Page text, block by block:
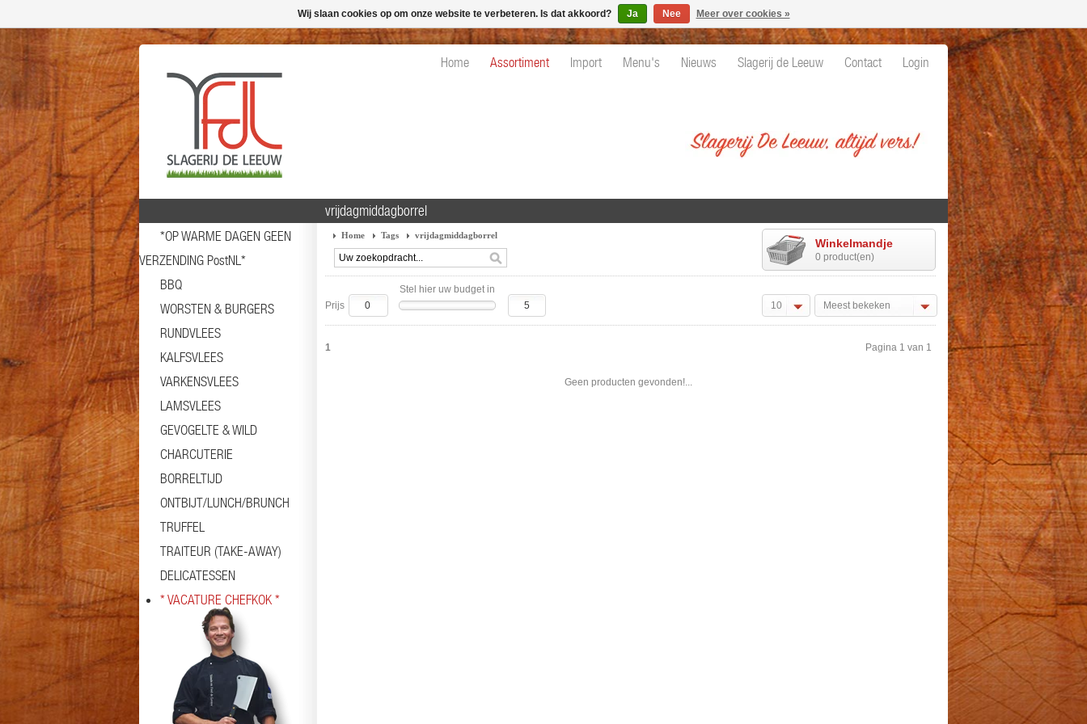
Home Assortiment Import Menu's Nieuws Slagerij de Leeuw Contact Login
*OP WARME DAGEN GEEN
VERZENDING PostNL*
BBQ
WORSTEN & BURGERS
RUNDVLEES
KALFSVLEES
VARKENSVLEES
LAMSVLEES
GEVOGELTE & WILD
CHARCUTERIE
BORRELTIJD
ONTBIJT/LUNCH/BRUNCH
TRUFFEL
TRAITEUR (TAKE-AWAY)
DELICATESSEN
* VACATURE CHEFKOK *
vrijdagmiddagborrel
Home Tags vrijdagmiddagborrel
Winkelmandje
0 product(en)
Stel hier uw budget in
Prijs
10 Meest bekeken
Geen producten gevonden!...
1 Pagina 1 van 1
Wij slaan cookies op om onze website te verbeteren. Is dat akkoord? Ja Nee Meer over cookies »